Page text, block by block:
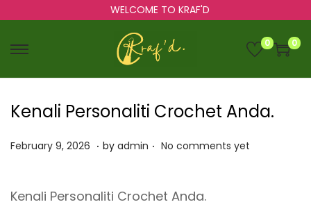
WELCOME TO KRAF'D
S
k
p
a
S
k
p
o
0 0
Kenali Personaliti Crochet Anda.
P
t
February 9, 2026 F
r
. by admin . No comments yet
Kenali Personaliti Crochet Anda.